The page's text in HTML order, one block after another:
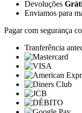
Devoluções
Enviamos para
Pagar com segurança
Tranferência